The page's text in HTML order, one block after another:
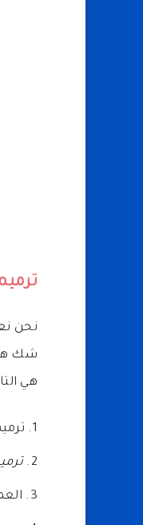
نحن
شك
هي